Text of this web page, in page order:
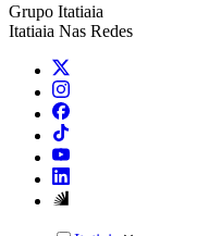
Grupo Itatiaia
Itatiaia Nas Redes